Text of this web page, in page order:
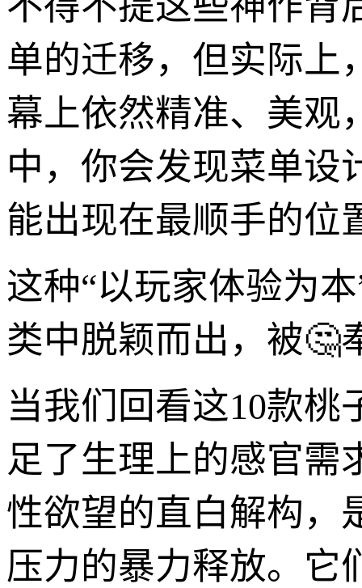
单的迁移，但实际上
幕上依然精准、美观
中，你会发现菜单设
能出现在最顺手的位
这种“以玩家体验为
类中脱颖而出，被🤔
当我们回看这10款
足了生理上的感官需
性欲望的直白解构，
压力的暴力释放。它